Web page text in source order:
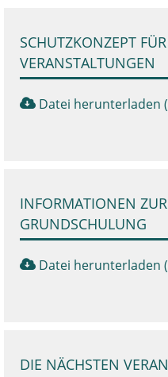
SCHUTZKONZEPT
VERANSTALTUNGEN
Datei herunterladen
INFORMATIONEN
GRUNDSCHULUNG
Datei herunterladen
DIE NÄCHSTEN